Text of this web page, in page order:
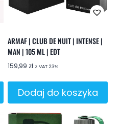
ARMAF | CLUB DE NUIT | INTENSE |
MAN | 105 ML | EDT
159,99 zł z VAT 23%
Dodaj do koszyka